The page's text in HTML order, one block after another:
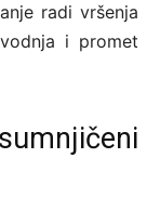
radi vršenja
i promet